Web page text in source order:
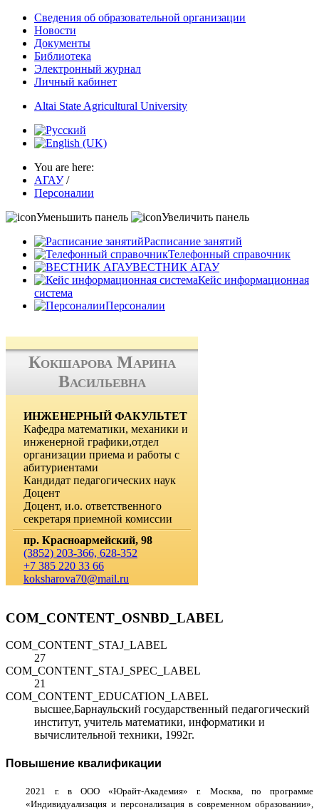
Сведения об образовательной организации
Новости
Документы
Библиотека
Электронный журнал
Личный кабинет
Altai State Agricultural University
You are here:
АГАУ /
Персоналии
Уменьшить панель
Увеличить панель
Расписание занятий
Телефонный справочник
ВЕСТНИК АГАУ
Кейс информационная
система
Персоналии
Кокшарова Марина
Васильевна
ИНЖЕНЕРНЫЙ ФАКУЛЬТЕТ
Кафедра математики, механики и
инженерной графики,отдел
организации приема и работы с
абитуриентами
Кандидат педагогических наук
Доцент
Доцент, и.о. ответственного
секретаря приемной комиссии
пр. Красноармейский, 98
(3852) 203-366, 628-352
+7 385 220 33 66
koksharova70@mail.ru
COM_CONTENT_OSNBD_LABEL
COM_CONTENT_STAJ_LABEL
27
COM_CONTENT_STAJ_SPEC_LABEL
21
COM_CONTENT_EDUCATION_LABEL
высшее,Барнаульский государственный педагогический
институт, учитель математики, информатики и
вычислительной техники, 1992г.
Повышение квалификации
2021 г. в ООО «Юрайт-Академия» г. Москва, по программе
«Индивидуализация и персонализация в современном образовании»,